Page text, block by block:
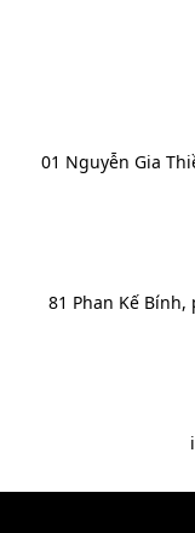
01 Nguyễn Gia
81 Phan Kế